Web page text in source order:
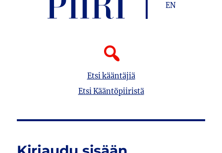
Etsi kääntäjiä
Etsi Kääntöpiiristä
EN